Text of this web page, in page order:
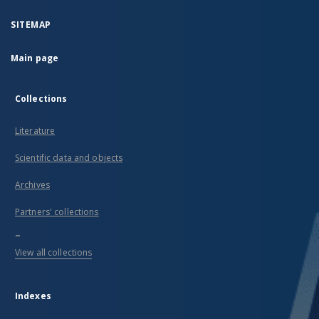
SITEMAP
Main page
Collections
Literature
Scientific data and objects
Archives
Partners' collections
...
View all collections
Indexes